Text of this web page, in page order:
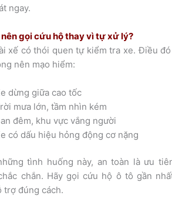
ngay.
nên gọi cứu hộ thay vì tự xử lý?
xế có thói quen tự kiểm tra xe. Điều
nên mạo hiểm:
dừng giữa cao tốc
mưa lớn, tầm nhìn kém
đêm, khu vực vắng người
có dấu hiệu hỏng động cơ nặng
tình huống này, an toàn là ưu
chắn. Hãy gọi cứu hộ ô tô gần
trợ đúng cách.